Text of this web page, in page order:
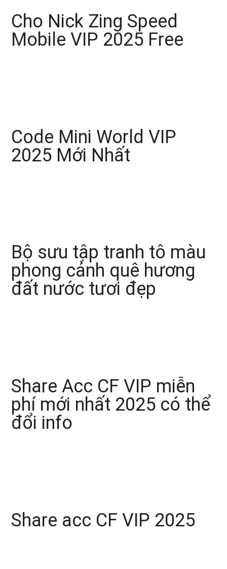
Cho Nick Zing Speed
Mobile VIP 2025 Free
Code Mini World VIP
2025 Mới Nhất
Bộ sưu tập tranh tô màu
phong cảnh quê hương
đất nước tươi đẹp
Share Acc CF VIP miễn
phí mới nhất 2025 có thể
đổi info
Share acc CF VIP 2025